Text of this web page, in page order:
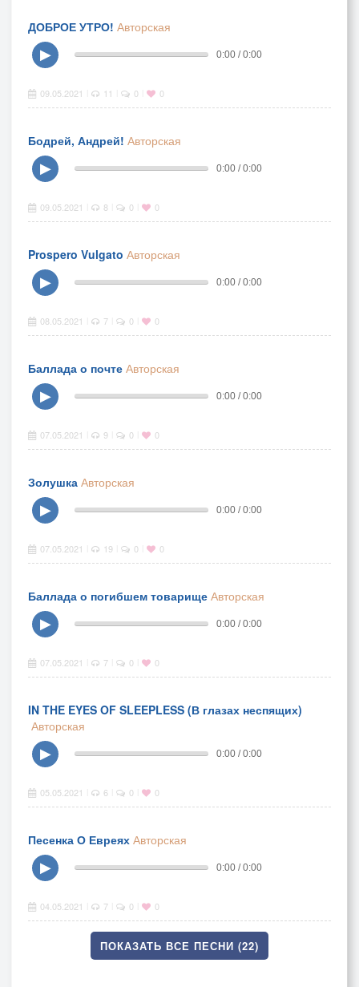
ДОБРОЕ УТРО! Авторская
▶
0:00 / 0:00
09.05.2021 11 0 0
Бодрей, Андрей! Авторская
▶
0:00 / 0:00
09.05.2021 8 0 0
Prospero Vulgato Авторская
▶
0:00 / 0:00
08.05.2021 7 0 0
Баллада о почте Авторская
▶
0:00 / 0:00
07.05.2021 9 0 0
Золушка Авторская
▶
0:00 / 0:00
07.05.2021 19 0 0
Баллада о погибшем товарище Авторская
▶
0:00 / 0:00
07.05.2021 7 0 0
IN THE EYES OF SLEEPLESS (В глазах неспящих)
Авторская
▶
0:00 / 0:00
05.05.2021 6 0 0
Песенка О Евреях Авторская
▶
0:00 / 0:00
04.05.2021 7 0 0
ПОКАЗАТЬ ВСЕ ПЕСНИ (22)